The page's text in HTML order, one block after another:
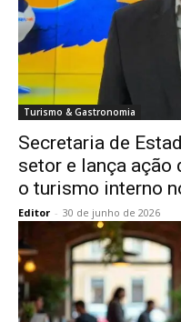
Turismo & Gastronomia
Secretaria de
setor e lança
o turismo interno
Editor - 30 de junho de 2026